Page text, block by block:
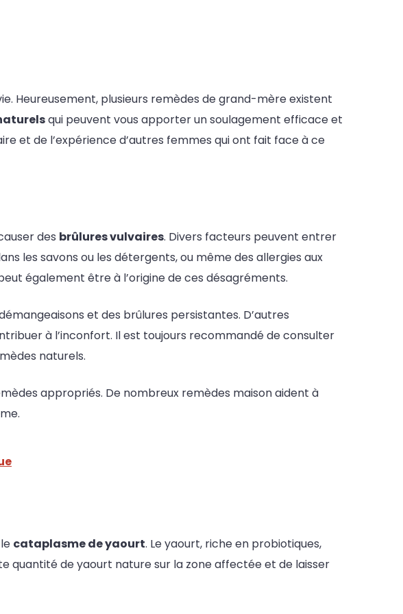
Heureusement, plusieurs remèdes de grand-mère existent
qui peuvent vous apporter un soulagement efficace et
et de l’expérience d’autres femmes qui ont fait face à ce
des brûlures vulvaires. Divers facteurs peuvent entrer
les savons ou les détergents, ou même des allergies aux
également être à l’origine de ces désagréments.
et des brûlures persistantes. D’autres
à l’inconfort. Il est toujours recommandé de consulter
naturels.
appropriés. De nombreux remèdes maison aident à
cataplasme de yaourt. Le yaourt, riche en probiotiques,
quantité de yaourt nature sur la zone affectée et de laisser